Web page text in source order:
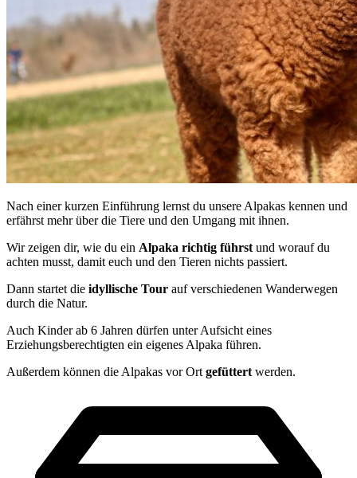
Nach einer kurzen Einführung lernst du unsere Alpakas kennen und
erfährst mehr über die Tiere und den Umgang mit ihnen.
Wir zeigen dir, wie du ein Alpaka richtig führst und worauf du
achten musst, damit euch und den Tieren nichts passiert.
Dann startet die idyllische Tour auf verschiedenen Wanderwegen
durch die Natur.
Auch Kinder ab 6 Jahren dürfen unter Aufsicht eines
Erziehungsberechtigten ein eigenes Alpaka führen.
Außerdem können die Alpakas vor Ort gefüttert werden.